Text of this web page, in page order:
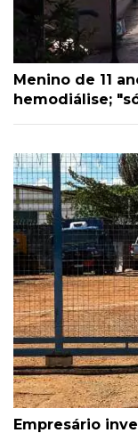
Menino de 11
hemodiálise;
Empresário